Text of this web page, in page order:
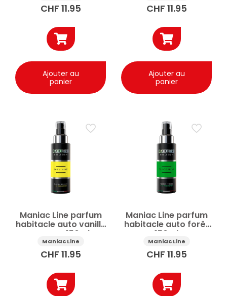
CHF 11.95
Ajouter au
panier
CHF 11.95
Ajouter au
panier
Maniac Line parfum
habitacle auto vanille
et coco 150ml
Maniac Line
CHF 11.95
Maniac Line parfum
habitacle auto forêt
150ml
Maniac Line
CHF 11.95